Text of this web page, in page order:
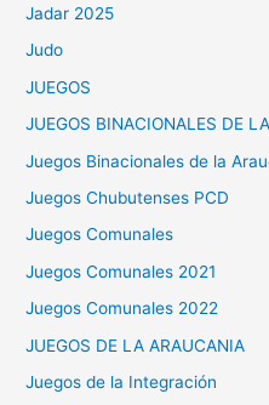
Jadar 2025
Judo
JUEGOS
JUEGOS BINACIONALES DE
Juegos Binacionales de la
Juegos Chubutenses PCD
Juegos Comunales
Juegos Comunales 2021
Juegos Comunales 2022
JUEGOS DE LA ARAUCANIA
Juegos de la Integración